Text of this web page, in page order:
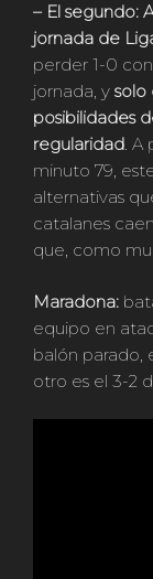
– El segundo:
jornada de
perder 1-0
jornada, y solo
posibilidades
regularidad. A
minuto 79,
alternativas
catalanes
que, como
Maradona:
equipo en
balón parado,
otro es el 3-2